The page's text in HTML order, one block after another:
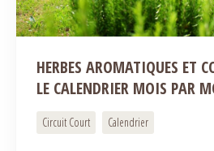
HERBES AROMATIQUES ET
LE CALENDRIER MOIS PAR
Circuit Court Calendrier